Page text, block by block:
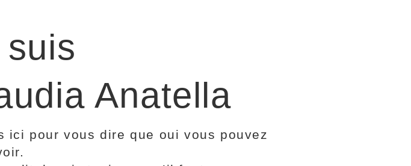
Anatella
ici pour vous dire que oui vous pouvez